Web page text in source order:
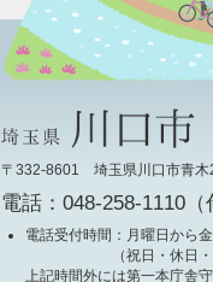
〒332-8601 埼玉県川口市青木
電話：048-258-1110（
電話受付時間 ：月曜日から
（祝日・休日
上記時間外には第一本庁舎